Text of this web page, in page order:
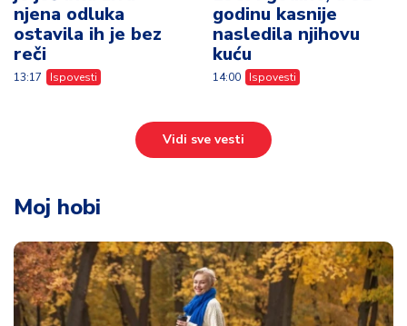
njena odluka
ostavila ih je bez
reči
13:17 Ispovesti
godinu kasnije
nasledila njihovu
kuću
14:00 Ispovesti
Vidi sve vesti
Moj hobi